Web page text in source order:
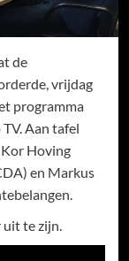
de
vrijdag
programma
Aan tafel
Hoving
en Markus
te zijn.